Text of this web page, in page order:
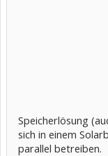
Speicherlösung
sich in einem
parallel betreiben.